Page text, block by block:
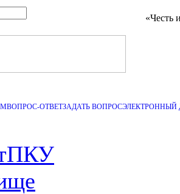
«Честь
ВОПРОС-ОТВЕТЗАДАТЬ ВОПРОСЭЛЕКТРОННЫЙ